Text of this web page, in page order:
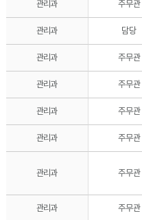
관리과 주무관
관리과 담당
관리과 주무관
관리과 주무관
관리과 주무관
관리과 주무관
관리과 주무관
관리과 주무관